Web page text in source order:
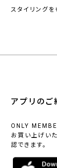
スタイリングを
アプリのご
ONLY
お買い上げい
認できます。